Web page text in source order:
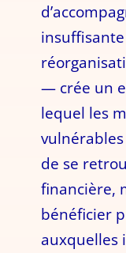
— crée un
lequel les
de se
financière,
bénéficier
auxquelles